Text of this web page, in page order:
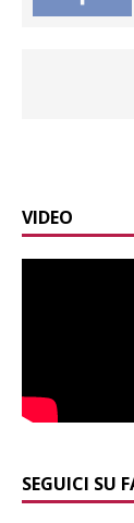
VIDEO
SEGUICI SU